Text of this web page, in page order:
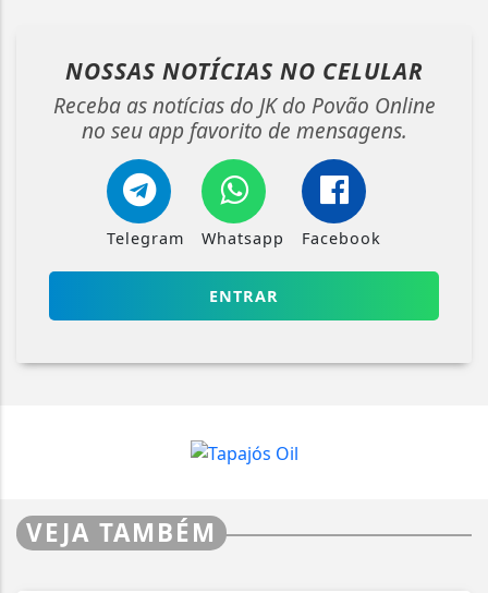
NOSSAS NOTÍCIAS NO CELULAR
Receba as notícias do JK do Povão Online
no seu app favorito de mensagens.
Telegram Whatsapp Facebook
ENTRAR
VEJA TAMBÉM